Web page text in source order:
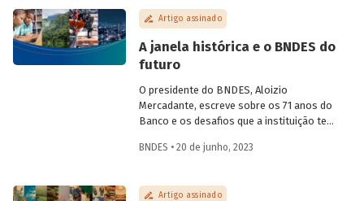
Artigo assinado
A janela histórica e o BNDES do
futuro
O presidente do BNDES, Aloizio
Mercadante, escreve sobre os 71 anos do
Banco e os desafios que a instituição tem
veiculado no jornal O Globo e publicado
BNDES • 20 de junho, 2023
Artigo assinado